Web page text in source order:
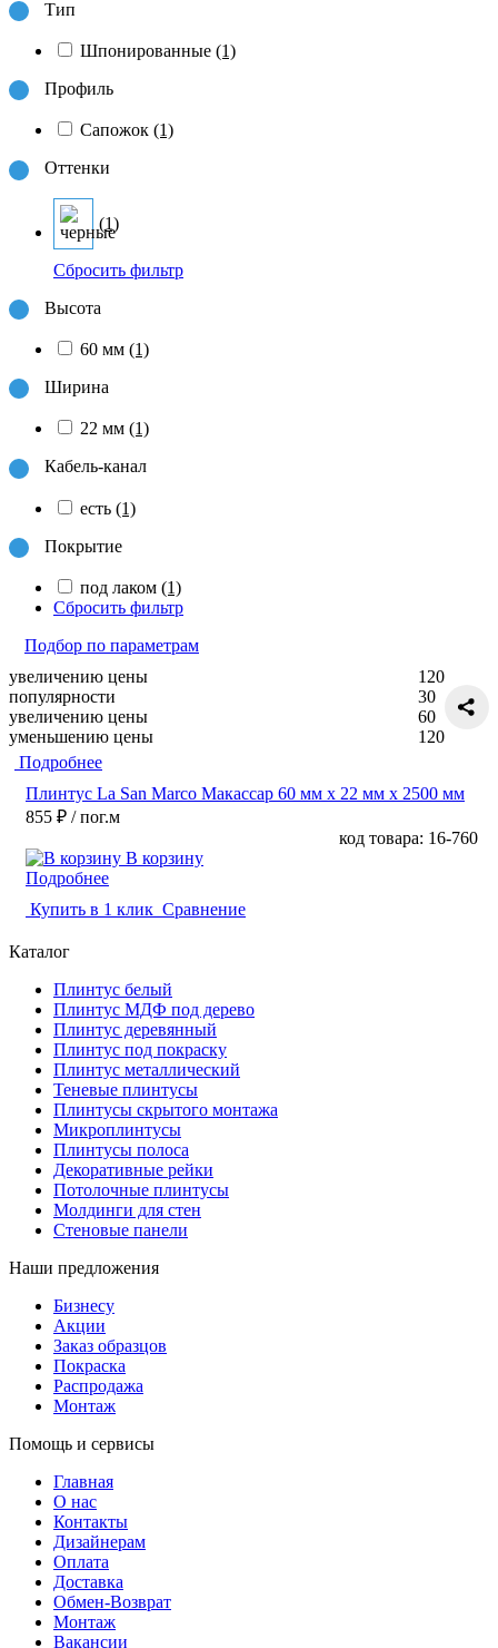
Тип
Шпонированные (1)
Профиль
Сапожок (1)
Оттенки
(1)
Сбросить фильтр
Высота
60 мм (1)
Ширина
22 мм (1)
Кабель-канал
есть (1)
Покрытие
под лаком (1)
Сбросить фильтр
Подбор по параметрам
увеличению цены
популярности
увеличению цены
уменьшению цены
120
30
60
120
Подробнее
Плинтус La San Marco Макассар 60 мм х 22 мм х 2500 мм
855 ₽ / пог.м
код товара: 16-760
В корзину
Подробнее
Купить в 1 клик Сравнение
Каталог
Плинтус белый
Плинтус МДФ под дерево
Плинтус деревянный
Плинтус под покраску
Плинтус металлический
Теневые плинтусы
Плинтусы скрытого монтажа
Микроплинтусы
Плинтусы полоса
Декоративные рейки
Потолочные плинтусы
Молдинги для стен
Стеновые панели
Наши предложения
Бизнесу
Акции
Заказ образцов
Покраска
Распродажа
Монтаж
Помощь и сервисы
Главная
О нас
Контакты
Дизайнерам
Оплата
Доставка
Обмен-Возврат
Монтаж
Вакансии